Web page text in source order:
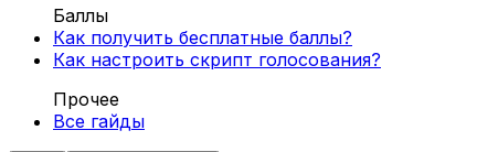
Баллы
Как получить бесплатные баллы?
Как настроить скрипт голосования?
Прочее
Все гайды